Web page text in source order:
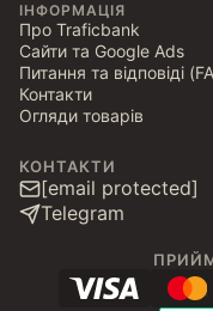
ІНФОРМАЦІЯ
Про Traficbank
Сайти та Google Ads
Питання та відповіді
Контакти
Огляди товарів
КОНТАКТИ
[email protected]
Telegram